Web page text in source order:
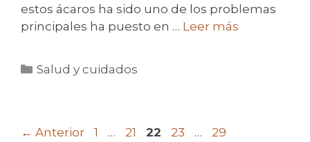
estos ácaros ha sido uno de los problemas
principales ha puesto en … Leer más
Categorías
Salud y cuidados
← Anterior Página
1 … Página
21 Página
22 Página
23 … Página
29